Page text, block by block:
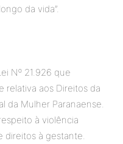
da vida”.
Nº 21.926 que
relativa aos Direitos da
da Mulher Paranaense.
à violência
direitos à gestante.